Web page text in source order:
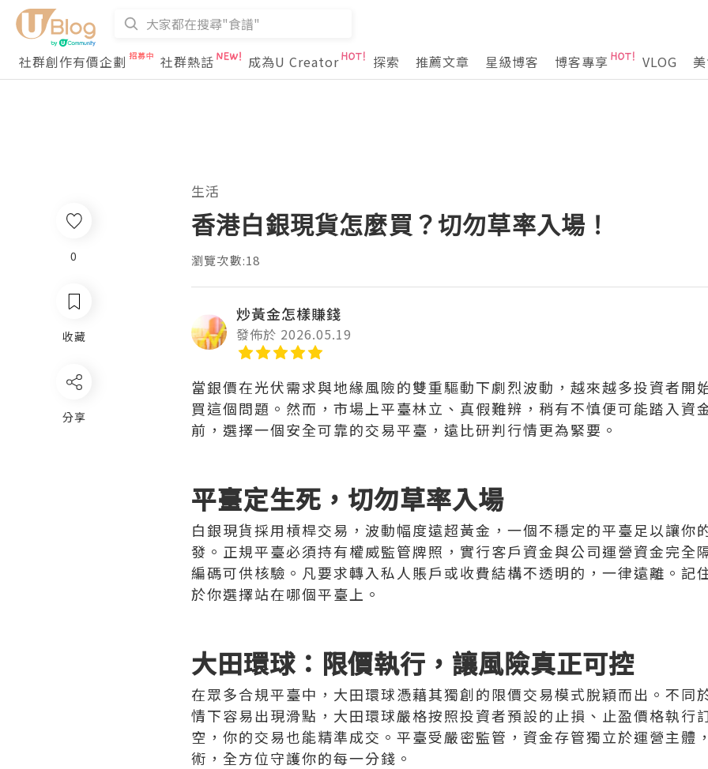
社群創作有價企劃 社群熱話 成為U Creator 探索 推薦文章 星級博客 博客專享 VLOG
生活
香港白銀現貨怎麼買？切勿草率入場！
瀏覽次數:18
炒黃金怎樣賺錢
發佈於 2026.05.19
當銀價在光伏需求與地緣風險的雙重驅動下劇烈波動，越來越多投資者開
買這個問題。然而，市場上平臺林立、真假難辨，稍有不慎便可能踏入資
前，選擇一個安全可靠的交易平臺，遠比研判行情更為緊要。
平臺定生死，切勿草率入場
白銀現貨採用槓桿交易，波動幅度遠超黃金，一個不穩定的平臺足以讓你
發。正規平臺必須持有權威監管牌照，實行客戶資金與公司運營資金完全
編碼可供核驗。凡要求轉入私人賬戶或收費結構不透明的，一律遠離。記
於你選擇站在哪個平臺上。
大田環球：限價執行，讓風險真正可控
在眾多合規平臺中，大田環球憑藉其獨創的限價交易模式脫穎而出。不同
情下容易出現滑點，大田環球嚴格按照投資者預設的止損、止盈價格執行
空，你的交易也能精準成交。平臺受嚴密監管，資金存管獨立於運營主體
術，全方位守護你的每一分錢。
0
收藏
分享